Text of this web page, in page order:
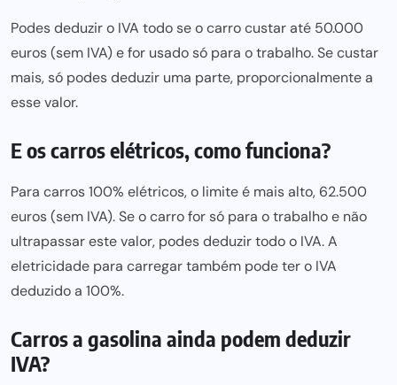
Podes deduzir o IVA todo se o carro custar até 50.000
euros (sem IVA) e for usado só para o trabalho. Se custar
mais, só podes deduzir uma parte, proporcionalmente a
esse valor.
E os carros elétricos, como funciona?
Para carros 100% elétricos, o limite é mais alto, 62.500
euros (sem IVA). Se o carro for só para o trabalho e não
ultrapassar este valor, podes deduzir todo o IVA. A
eletricidade para carregar também pode ter o IVA
deduzido a 100%.
Carros a gasolina ainda podem deduzir
IVA?